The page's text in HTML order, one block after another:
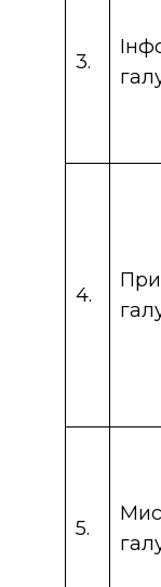
3.
4.
5.